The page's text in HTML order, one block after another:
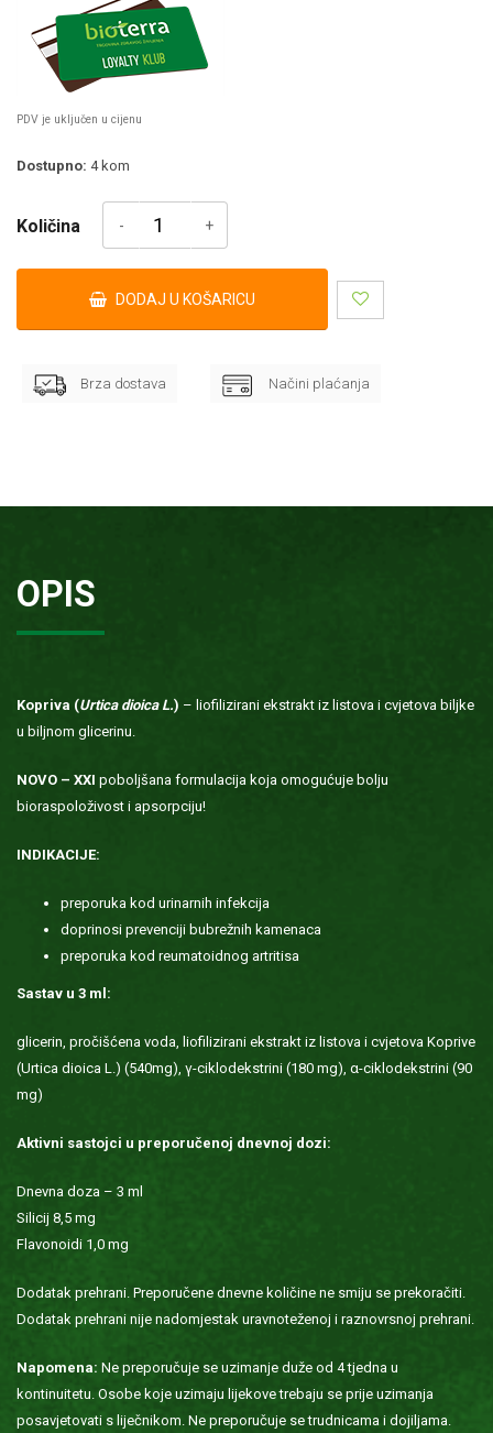
PDV je uključen u cijenu
Dostupno: 4kom
Količina
DODAJ U KOŠARICU
Brza dostava Načini plaćanja
OPIS
Kopriva (Urtica dioica L.) – liofilizirani ekstrakt iz listova i cvjetova biljke
u biljnom glicerinu.
NOVO – XXI poboljšana formulacija koja omogućuje bolju
bioraspoloživost i apsorpciju!
INDIKACIJE:
preporuka kod urinarnih infekcija
doprinosi prevenciji bubrežnih kamenaca
preporuka kod reumatoidnog artritisa
Sastav u 3 ml:
glicerin, pročišćena voda, liofilizirani ekstrakt iz listova i cvjetova Koprive
(Urtica dioica L.) (540mg), γ-ciklodekstrini (180 mg), α-ciklodekstrini (90
mg)
Aktivni sastojci u preporučenoj dnevnoj dozi:
Dnevna doza – 3 ml
Silicij 8,5 mg
Flavonoidi 1,0 mg
Dodatak prehrani. Preporučene dnevne količine ne smiju se prekoračiti.
Dodatak prehrani nije nadomjestak uravnoteženoj i raznovrsnoj prehrani.
Napomena: Ne preporučuje se uzimanje duže od 4 tjedna u
kontinuitetu. Osobe koje uzimaju lijekove trebaju se prije uzimanja
posavjetovati s liječnikom. Ne preporučuje se trudnicama i dojiljama.